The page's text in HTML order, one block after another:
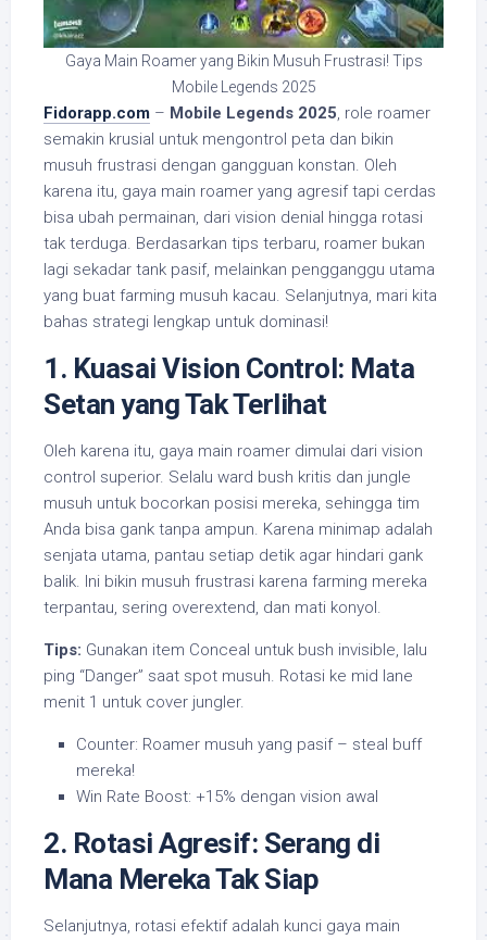
Gaya Main Roamer yang Bikin Musuh Frustrasi! Tips
Mobile Legends 2025
Fidorapp.com – Mobile Legends 2025, role roamer
semakin krusial untuk mengontrol peta dan bikin
musuh frustrasi dengan gangguan konstan. Oleh
karena itu, gaya main roamer yang agresif tapi cerdas
bisa ubah permainan, dari vision denial hingga rotasi
tak terduga. Berdasarkan tips terbaru, roamer bukan
lagi sekadar tank pasif, melainkan pengganggu utama
yang buat farming musuh kacau. Selanjutnya, mari kita
bahas strategi lengkap untuk dominasi!
1. Kuasai Vision Control: Mata
Setan yang Tak Terlihat
Oleh karena itu, gaya main roamer dimulai dari vision
control superior. Selalu ward bush kritis dan jungle
musuh untuk bocorkan posisi mereka, sehingga tim
Anda bisa gank tanpa ampun. Karena minimap adalah
senjata utama, pantau setiap detik agar hindari gank
balik. Ini bikin musuh frustrasi karena farming mereka
terpantau, sering overextend, dan mati konyol.
Tips: Gunakan item Conceal untuk bush invisible, lalu
ping “Danger” saat spot musuh. Rotasi ke mid lane
menit 1 untuk cover jungler.
Counter: Roamer musuh yang pasif – steal buff
mereka!
Win Rate Boost: +15% dengan vision awal
2. Rotasi Agresif: Serang di
Mana Mereka Tak Siap
Selanjutnya, rotasi efektif adalah kunci gaya main